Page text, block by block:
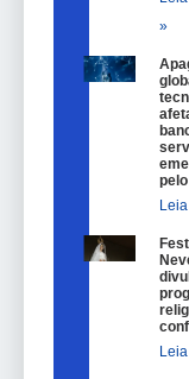
»
pelo
Leia
Leia